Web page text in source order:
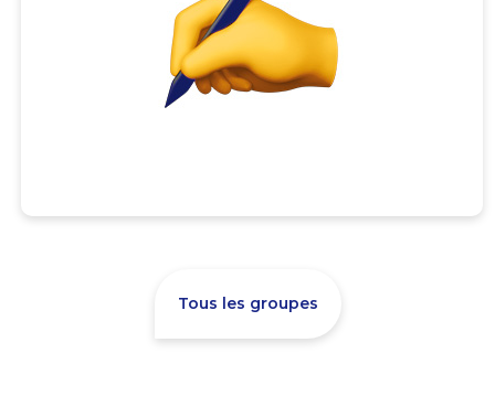
Tous les groupes